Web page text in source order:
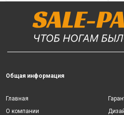
Общая информация
Главная
О компании